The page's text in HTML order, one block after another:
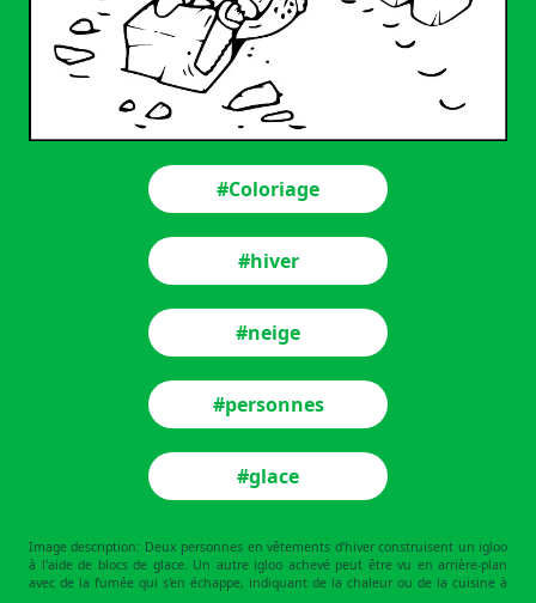
#Coloriage
#hiver
#neige
#personnes
#glace
Image description: Deux personnes en vêtements d'hiver construisent un igloo
à l'aide de blocs de glace. Un autre igloo achevé peut être vu en arrière-plan
avec de la fumée qui s'en échappe, indiquant de la chaleur ou de la cuisine à